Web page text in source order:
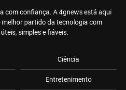
com confiança. A 4gnews está aqui
partido da tecnologia com
simples e fiáveis.
Ciência
Entretenimento